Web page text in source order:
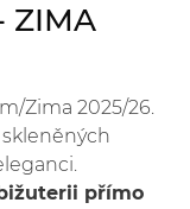
ZIMA
Zima 2025/26.
přímo